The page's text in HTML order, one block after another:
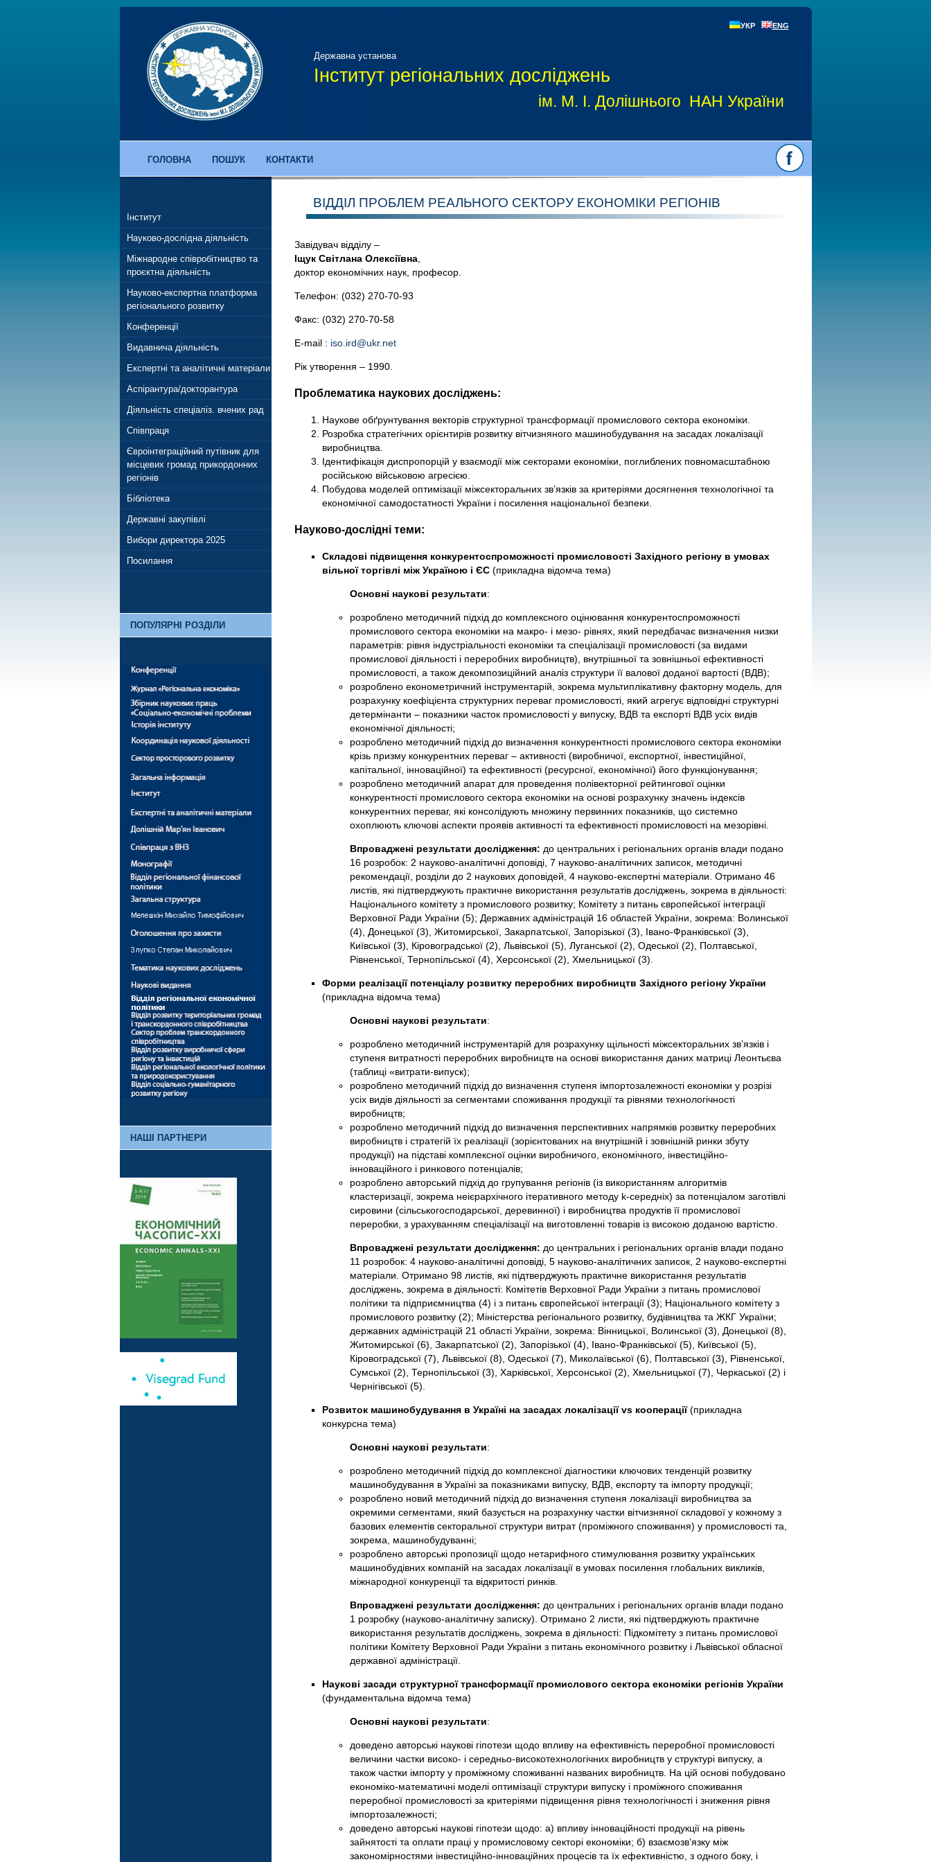
Державна установа
УКР ENG
Інститут регіональних досліджень
ім. М. І. Долішнього НАН України
ГОЛОВНА ПОШУК КОНТАКТИ
Інститут
Науково-дослідна діяльність
Міжнародне співробітництво та
проєктна діяльність
Науково-експертна платформа
регіонального розвитку
Конференції
Видавнича діяльність
Експертні та аналітичні матеріали
Аспірантура/докторантура
Діяльність спеціаліз. вчених рад
Співпраця
Євроінтеграційний путівник для
місцевих громад прикордонних
регіонів
Бібліотека
Державні закупівлі
Вибори директора 2025
Посилання
ПОПУЛЯРНІ РОЗДІЛИ
НАШІ ПАРТНЕРИ
ВІДДІЛ ПРОБЛЕМ РЕАЛЬНОГО СЕКТОРУ ЕКОНОМІКИ РЕГІОНІВ
Завідувач відділу –
Іщук Світлана Олексіївна,
доктор економічних наук, професор.
Телефон: (032) 270-70-93
Факс: (032) 270-70-58
E-mail : iso.ird@ukr.net
Рік утворення – 1990.
Проблематика наукових досліджень:
Наукове обґрунтування векторів структурної трансформації промислового сектора економіки.
Розробка стратегічних орієнтирів розвитку вітчизняного машинобудування на засадах локалізації
виробництва.
Ідентифікація диспропорцій у взаємодії між секторами економіки, поглиблених повномасштабною
російською військовою агресією.
Побудова моделей оптимізації міжсекторальних зв’язків за критеріями досягнення технологічної та
економічної самодостатності України і посилення національної безпеки.
Науково-дослідні теми:
Складові підвищення конкурентоспроможності промисловості Західного регіону в умовах
вільної торгівлі між Україною і ЄС(прикладна відомча тема)
Основні наукові результати:
розроблено методичний підхід до комплексного оцінювання конкурентоспроможності
промислового сектора економіки на макро- і мезо- рівнях, який передбачає визначення низки
параметрів: рівня індустріальності економіки та спеціалізації промисловості (за видами
промислової діяльності і переробних виробництв), внутрішньої та зовнішньої ефективності
промисловості, а також декомпозиційний аналіз структури її валової доданої вартості (ВДВ);
розроблено економетричний інструментарій, зокрема мультиплікативну факторну модель, для
розрахунку коефіцієнта структурних переваг промисловості, який агрегує відповідні структурні
детермінанти – показники часток промисловості у випуску, ВДВ та експорті ВДВ усіх видів
економічної діяльності;
розроблено методичний підхід до визначення конкурентності промислового сектора економіки
крізь призму конкурентних переваг – активності (виробничої, експортної, інвестиційної,
капітальної, інноваційної) та ефективності (ресурсної, економічної) його функціонування;
розроблено методичний апарат для проведення полівекторної рейтингової оцінки
конкурентності промислового сектора економіки на основі розрахунку значень індексів
конкурентних переваг, які консолідують множину первинних показників, що системно
охоплюють ключові аспекти проявів активності та ефективності промисловості на мезорівні.
Впроваджені результати дослідження: до центральних і регіональних органів влади подано
16 розробок: 2 науково-аналітичні доповіді, 7 науково-аналітичних записок, методичні
рекомендації, розділи до 2 наукових доповідей, 4 науково-експертні матеріали. Отримано 46
листів, які підтверджують практичне використання результатів досліджень, зокрема в діяльності:
Національного комітету з промислового розвитку; Комітету з питань європейської інтеграції
Верховної Ради України (5); Державних адміністрацій 16 областей України, зокрема: Волинської
(4), Донецької (3), Житомирської, Закарпатської, Запорізької (3), Івано-Франківської (3),
Київської (3), Кіровоградської (2), Львівської (5), Луганської (2), Одеської (2), Полтавської,
Рівненської, Тернопільської (4), Херсонської (2), Хмельницької (3).
Форми реалізації потенціалу розвитку переробних виробництв Західного регіону України
(прикладна відомча тема)
Основні наукові результати:
розроблено методичний інструментарій для розрахунку щільності міжсекторальних зв’язків і
ступеня витратності переробних виробництв на основі використання даних матриці Леонтьєва
(таблиці «витрати-випуск);
розроблено методичний підхід до визначення ступеня імпортозалежності економіки у розрізі
усіх видів діяльності за сегментами споживання продукції та рівнями технологічності
виробництв;
розроблено методичний підхід до визначення перспективних напрямків розвитку переробних
виробництв і стратегій їх реалізації (зорієнтованих на внутрішній і зовнішній ринки збуту
продукції) на підставі комплексної оцінки виробничого, економічного, інвестиційно-
інноваційного і ринкового потенціалів;
розроблено авторський підхід до групування регіонів (із використанням алгоритмів
кластеризації, зокрема неієрархічного ітеративного методу k-середніх) за потенціалом заготівлі
сировини (сільськогосподарської, деревинної) і виробництва продуктів її промислової
переробки, з урахуванням спеціалізації на виготовленні товарів із високою доданою вартістю.
Впроваджені результати дослідження: до центральних і регіональних органів влади подано
11 розробок: 4 науково-аналітичні доповіді, 5 науково-аналітичних записок, 2 науково-експертні
матеріали. Отримано 98 листів, які підтверджують практичне використання результатів
досліджень, зокрема в діяльності: Комітетів Верховної Ради України з питань промислової
політики та підприємництва (4) і з питань європейської інтеграції (3); Національного комітету з
промислового розвитку (2); Міністерства регіонального розвитку, будівництва та ЖКГ України;
державних адміністрацій 21 області України, зокрема: Вінницької, Волинської (3), Донецької (8),
Житомирської (6), Закарпатської (2), Запорізької (4), Івано-Франківської (5), Київської (5),
Кіровоградської (7), Львівської (8), Одеської (7), Миколаївської (6), Полтавської (3), Рівненської,
Сумської (2), Тернопільської (3), Харківської, Херсонської (2), Хмельницької (7), Черкаської (2) і
Чернігівської (5).
Розвиток машинобудування в Україні на засадах локалізації vs кооперації(прикладна
конкурсна тема)
Основні наукові результати:
розроблено методичний підхід до комплексної діагностики ключових тенденцій розвитку
машинобудування в Україні за показниками випуску, ВДВ, експорту та імпорту продукції;
розроблено новий методичний підхід до визначення ступеня локалізації виробництва за
окремими сегментами, який базується на розрахунку частки вітчизняної складової у кожному з
базових елементів секторальної структури витрат (проміжного споживання) у промисловості та,
зокрема, машинобудуванні;
розроблено авторські пропозиції щодо нетарифного стимулювання розвитку українських
машинобудівних компаній на засадах локалізації в умовах посилення глобальних викликів,
міжнародної конкуренції та відкритості ринків.
Впроваджені результати дослідження: до центральних і регіональних органів влади подано
1 розробку (науково-аналітичну записку). Отримано 2 листи, які підтверджують практичне
використання результатів досліджень, зокрема в діяльності: Підкомітету з питань промислової
політики Комітету Верховної Ради України з питань економічного розвитку і Львівської обласної
державної адміністрації.
Наукові засади структурної трансформації промислового сектора економіки регіонів України
(фундаментальна відомча тема)
Основні наукові результати:
доведено авторські наукові гіпотези щодо впливу на ефективність переробної промисловості
величини частки високо- і середньо-високотехнологічних виробництв у структурі випуску, а
також частки імпорту у проміжному споживанні названих виробництв. На цій основі побудовано
економіко-математичні моделі оптимізації структури випуску і проміжного споживання
переробної промисловості за критеріями підвищення рівня технологічності і зниження рівня
імпортозалежності;
доведено авторські наукові гіпотези щодо: а) впливу інноваційності продукції на рівень
зайнятості та оплати праці у промисловому секторі економіки; б) взаємозв’язку між
закономірностями інвестиційно-інноваційних процесів та їх ефективністю, з одного боку, і